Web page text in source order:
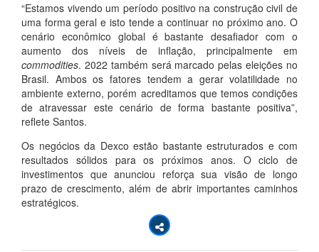
“Estamos vivendo um período positivo na construção civil de
uma forma geral e isto tende a continuar no próximo ano. O
cenário econômico global é bastante desafiador com o
aumento dos níveis de inflação, principalmente em
commodities. 2022 também será marcado pelas eleições no
Brasil. Ambos os fatores tendem a gerar volatilidade no
ambiente externo, porém acreditamos que temos condições
de atravessar este cenário de forma bastante positiva”,
reflete Santos.
Os negócios da Dexco estão bastante estruturados e com
resultados sólidos para os próximos anos. O ciclo de
investimentos que anunciou reforça sua visão de longo
prazo de crescimento, além de abrir importantes caminhos
estratégicos.